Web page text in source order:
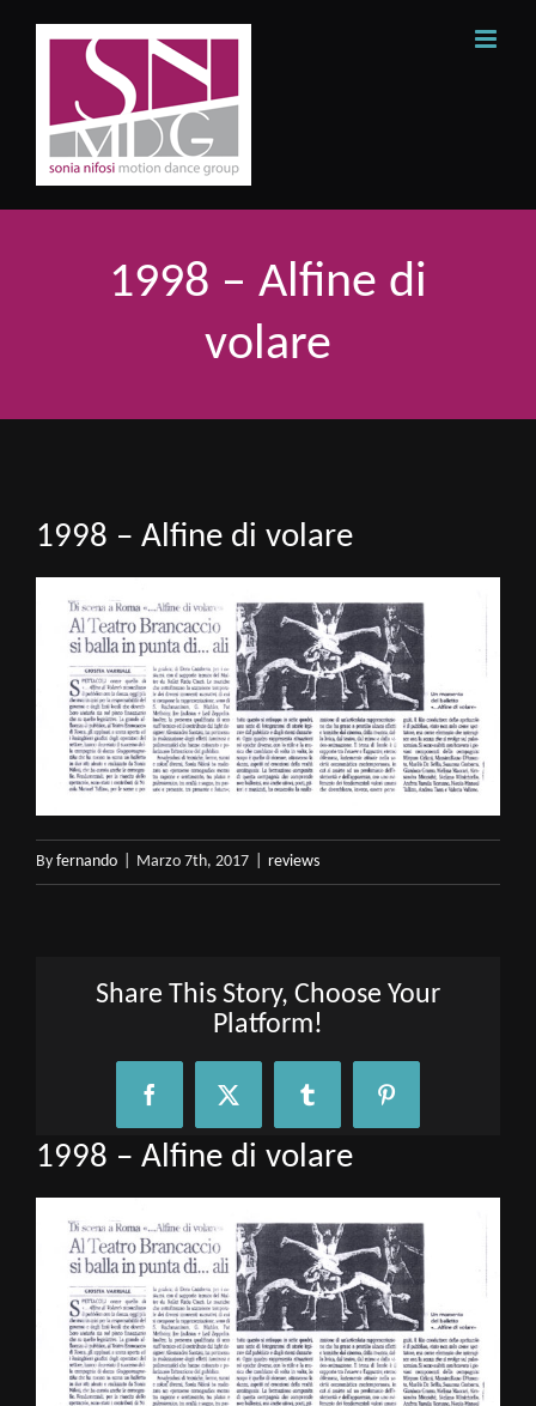
1998 – Alfine di
volare
1998 – Alfine di volare
By fernando Marzo 7th, 2017 reviews
Share This Story, Choose Your
Platform!
FacebookX Tumblr Pinterest
1998 – Alfine di volare